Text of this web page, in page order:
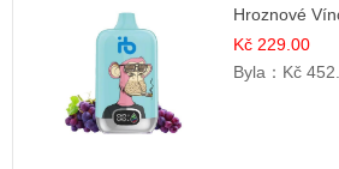
Hroznové
Kč 229.00
Byla： Kč